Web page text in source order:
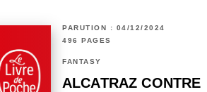
PARUTION : 04/12/2024
496 PAGES
FANTASY
ALCATRAZ CONTRE